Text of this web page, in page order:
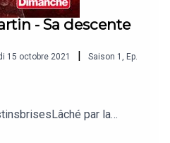
- Sa descente
15 octobre 2021 | Saison 1
Ep.
par la
femmes, malade du